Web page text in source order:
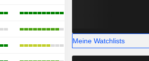
Meine Watchlists